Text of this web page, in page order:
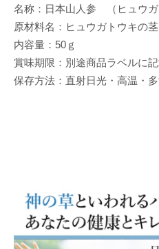
名称：日本山人参 （ヒュウガ
原材料名：ヒュウガトウキの茎
内容量：50ｇ
賞味期限：別途商品ラベルに
保存方法：直射日光・高温・